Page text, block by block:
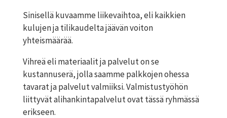
Siniselläkuvaamme liikevaihtoa, eli kaikkien
kulujen ja tilikaudelta jäävän voiton
yhteismäärää.
Vihreäeli materiaalit ja palvelut on se
kustannuserä, jolla saamme palkkojen ohessa
tavarat ja palvelut valmiiksi. Valmistustyöhön
liittyvät alihankintapalvelut ovat tässä ryhmässä
erikseen.